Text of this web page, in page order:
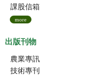
課股信箱
more
出版刊物
農業專訊
技術專刊